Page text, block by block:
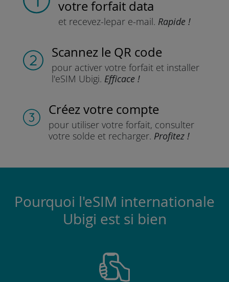
votre forfait data
et recevez-lepar e-mail. Rapide !
Scannez le QR code
pour activer votre forfaitet installer
l'eSIM Ubigi. Efficace !
Créez votre compte
pour utiliser votre forfait, consulter
votre solde et recharger. Profitez !
Pourquoi l'eSIM internationale
Ubigi est si bien